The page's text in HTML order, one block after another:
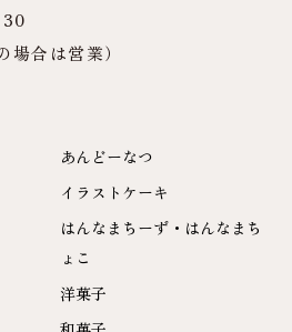
合は営業）
あんどーなつ
イラストケーキ
はんなまちーず・はんなまち
ょこ
洋菓子